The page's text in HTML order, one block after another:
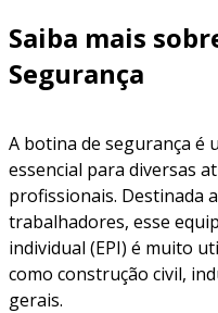
Saiba mais
Segurança
A botina de segurança é
essencial para diversas
profissionais. Destinada
trabalhadores, esse
individual (EPI) é muito
como construção civil,
gerais.